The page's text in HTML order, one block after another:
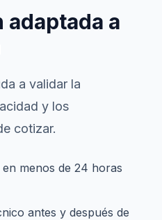
adaptada a
a validar la
y los
cotizar.
menos de 24 horas
antes y después de